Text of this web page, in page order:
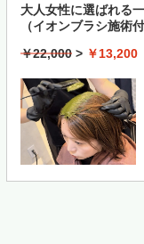
大人女性に選ばれる
（イオンブラシ施術付
￥22,000 > ￥13,200